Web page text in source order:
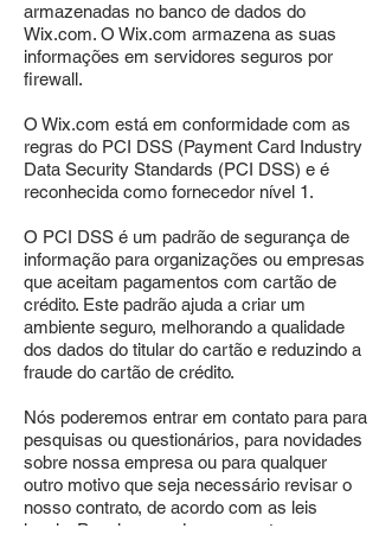
armazenadas no banco de dados do
Wix.com. O Wix.com armazena as suas
informações em servidores seguros por
firewall.
O Wix.com está em conformidade com as
regras do PCI DSS (Payment Card Industry
Data Security Standards (PCI DSS) e é
reconhecida como fornecedor nível 1.
O PCI DSS é um padrão de segurança de
informação para organizações ou empresas
que aceitam pagamentos com cartão de
crédito. Este padrão ajuda a criar um
ambiente seguro, melhorando a qualidade
dos dados do titular do cartão e reduzindo a
fraude do cartão de crédito.
Nós poderemos entrar em contato para para
pesquisas ou questionários, para novidades
sobre nossa empresa ou para qualquer
outro motivo que seja necessário revisar o
nosso contrato, de acordo com as leis
locais. Para isso, poderemos entrar em